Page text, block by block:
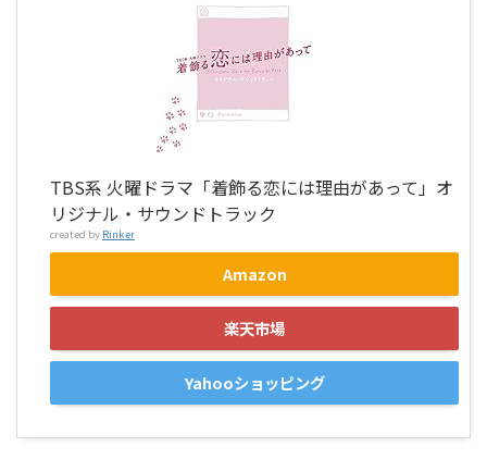
TBS系 火曜ドラマ「着飾る恋には理由があって」オ
リジナル・サウンドトラック
created by Rinker
Amazon
楽天市場
Yahooショッピング